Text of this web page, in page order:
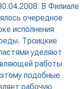
В Филиале
очередное
исполнения
Троицкие
уделяют
работы
подобные
рабочую